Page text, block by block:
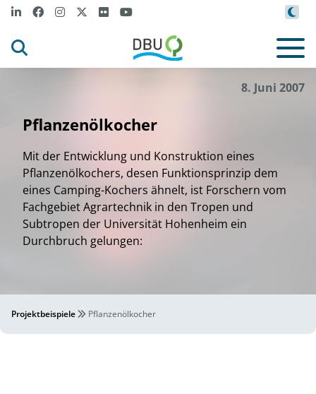
8. Juni 2007
Pflanzenölkocher
Mit der Entwicklung und Konstruktion eines
Pflanzenölkochers, desen Funktionsprinzip dem
eines Camping-Kochers ähnelt, ist Forschern vom
Fachgebiet Agrartechnik in den Tropen und
Subtropen der Universität Hohenheim ein
Durchbruch gelungen:
Projektbeispiele Pflanzenölkocher